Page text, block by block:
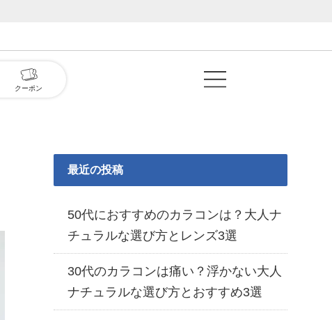
最近の投稿
50代におすすめのカラコンは？大人ナ
チュラルな選び方とレンズ3選
30代のカラコンは痛い？浮かない大人
ナチュラルな選び方とおすすめ3選
クーポン